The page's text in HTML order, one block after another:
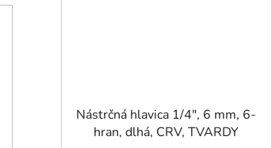
Nástrčná hlavica 1/4", 6 mm, 6-
hran, dlhá, CRV, TVARDY